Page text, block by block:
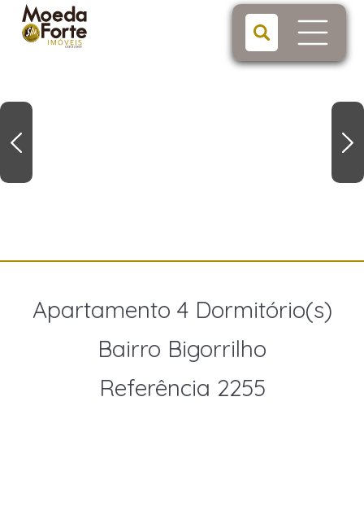
Apartamento 4 Dormitório(s)
Bairro Bigorrilho
Referência 2255